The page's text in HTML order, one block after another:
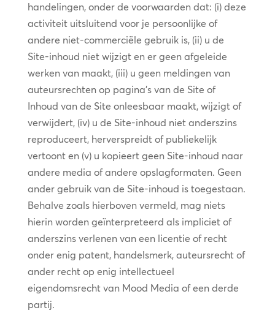
handelingen, onder de voorwaarden dat: (i) deze
activiteit uitsluitend voor je persoonlijke of
andere niet-commerciële gebruik is, (ii) u de
Site-inhoud niet wijzigt en er geen afgeleide
werken van maakt, (iii) u geen meldingen van
auteursrechten op pagina’s van de Site of
Inhoud van de Site onleesbaar maakt, wijzigt of
verwijdert, (iv) u de Site-inhoud niet anderszins
reproduceert, herverspreidt of publiekelijk
vertoont en (v) u kopieert geen Site-inhoud naar
andere media of andere opslagformaten. Geen
ander gebruik van de Site-inhoud is toegestaan.
Behalve zoals hierboven vermeld, mag niets
hierin worden geïnterpreteerd als impliciet of
anderszins verlenen van een licentie of recht
onder enig patent, handelsmerk, auteursrecht of
ander recht op enig intellectueel
eigendomsrecht van Mood Media of een derde
partij.